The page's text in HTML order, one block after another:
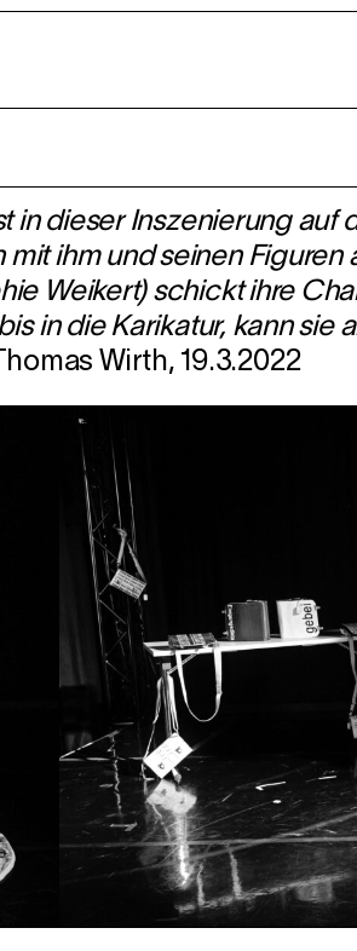
in dieser Inszenierung
ihm und seinen
Weikert) schickt ihre
in die Karikatur, kann sie
Wirth, 19.3.2022